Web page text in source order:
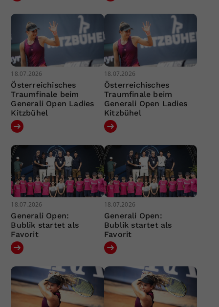
18.07.2026
Österreichisches
Traumfinale beim
Generali Open Ladies
Kitzbühel
18.07.2026
Österreichisches
Traumfinale beim
Generali Open Ladies
Kitzbühel
18.07.2026
Generali Open:
Bublik startet als
Favorit
18.07.2026
Generali Open:
Bublik startet als
Favorit